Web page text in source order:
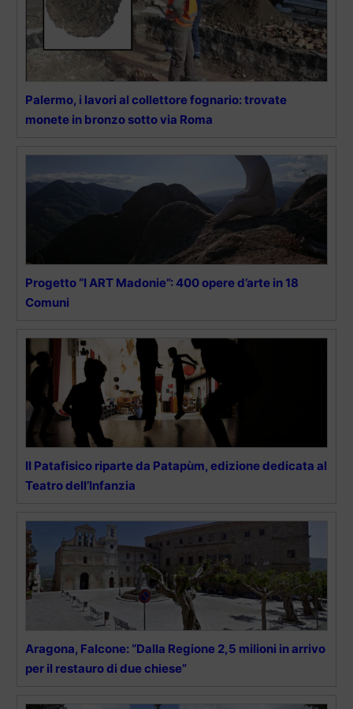
Palermo, i lavori al collettore fognario: trovate
monete in bronzo sotto via Roma
Progetto “I ART Madonie”: 400 opere d’arte in 18
Comuni
Il Patafisico riparte da Patapùm, edizione dedicata al
Teatro dell’Infanzia
Aragona, Falcone: “Dalla Regione 2,5 milioni in arrivo
per il restauro di due chiese”